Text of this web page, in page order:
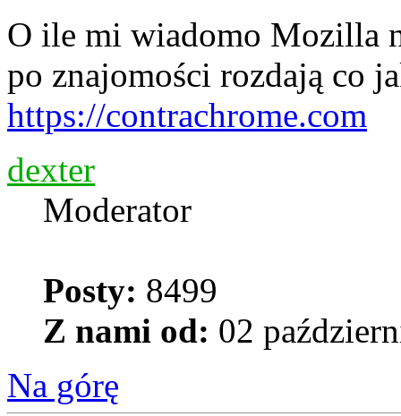
O ile mi wiadomo Mozilla
po znajomości rozdają co
https://contrachrome.com
dexter
Moderator
Posty: 8499
Z nami od: 02
Na górę